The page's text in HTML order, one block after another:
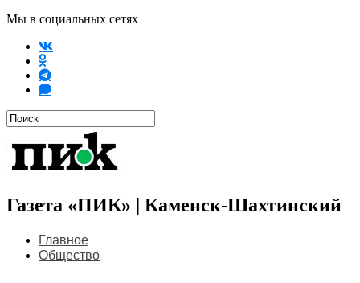
Мы в социальных сетях
Газета «ПИК» | Каменск-Шахтинский
Главное
Общество